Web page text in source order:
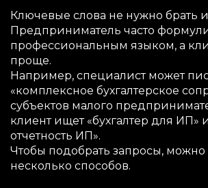
Ключевые слова не нужно брать
Предприниматель часто
профессиональным языком, а
проще.
Например, специалист может
«комплексное бухгалтерское
субъектов малого
клиент ищет «бухгалтер для ИП»
отчетность ИП».
Чтобы подобрать запросы, можно
несколько способов.